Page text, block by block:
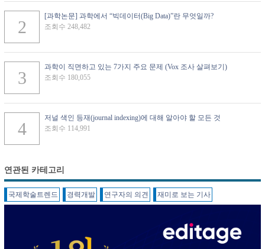
[과학논문] 과학에서 “빅데이터(Big Data)”란 무엇일까?
조회수 248,482
과학이 직면하고 있는 7가지 주요 문제 (Vox 조사 살펴보기)
조회수 180,055
저널 색인 등재(journal indexing)에 대해 알아야 할 모든 것
조회수 114,991
연관된 카테고리
국제학술트렌드 경력개발 연구자의 의견 재미로 보는 기사